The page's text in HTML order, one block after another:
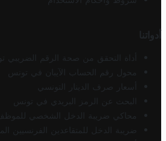
أدواتنا
أداة التحقق من صحة الرقم الضريبي
محول رقم الحساب الآيبان في تونس
أسعار صرف الدينار التونسي
البحث عن الرمز البريدي في تونس
محاكي ضريبة الدخل الشخصي للموظف/
ضريبة الدخل للمتقاعدين الفرنسيين